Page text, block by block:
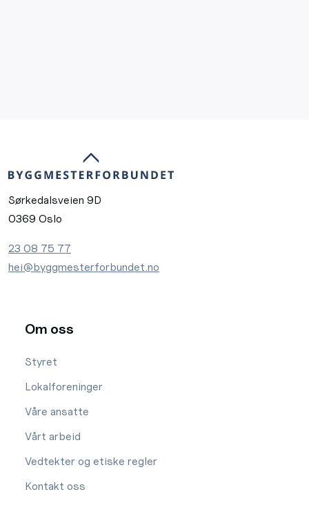
Sørkedalsveien 9D
0369 Oslo
23 08 75 77
hei@byggmesterforbundet.no
Om oss
Styret
Lokalforeninger
Våre ansatte
Vårt arbeid
Vedtekter og etiske regler
Kontakt oss